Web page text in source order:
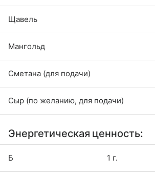
Щавель
Мангольд
Сметана (для подачи)
Сыр (по желанию, для подачи)
Энергетическая ценность:
Б 1 г.